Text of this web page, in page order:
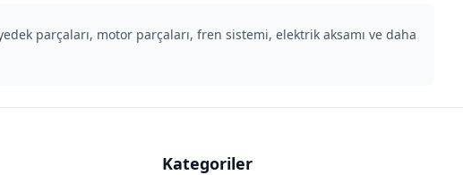
parçaları, motor parçaları, fren sistemi, elektrik aksamı ve daha
Kategoriler